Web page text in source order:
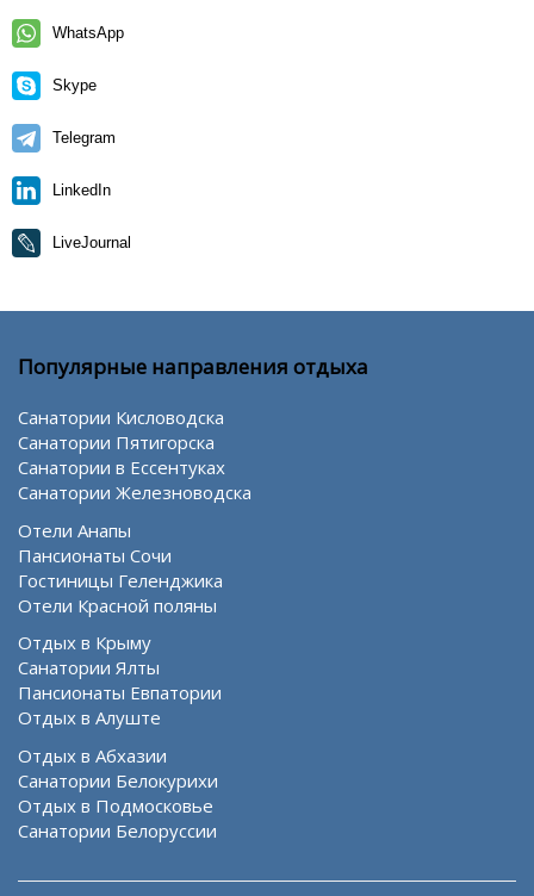
WhatsApp
Skype
Telegram
LinkedIn
LiveJournal
Популярные направления отдыха
Санатории Кисловодска
Санатории Пятигорска
Санатории в Ессентуках
Санатории Железноводска
Отели Анапы
Пансионаты Сочи
Гостиницы Геленджика
Отели Красной поляны
Отдых в Крыму
Санатории Ялты
Пансионаты Евпатории
Отдых в Алуште
Отдых в Абхазии
Санатории Белокурихи
Отдых в Подмосковье
Санатории Белоруссии